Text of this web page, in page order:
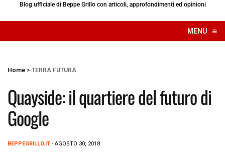
Blog ufficiale di Beppe Grillo con articoli, approfondimenti ed opinioni
MENU ≡
☰
Home > TERRA FUTURA
Quayside: il quartiere del futuro di
Google
BEPPEGRILLO.IT - AGOSTO 30, 2018